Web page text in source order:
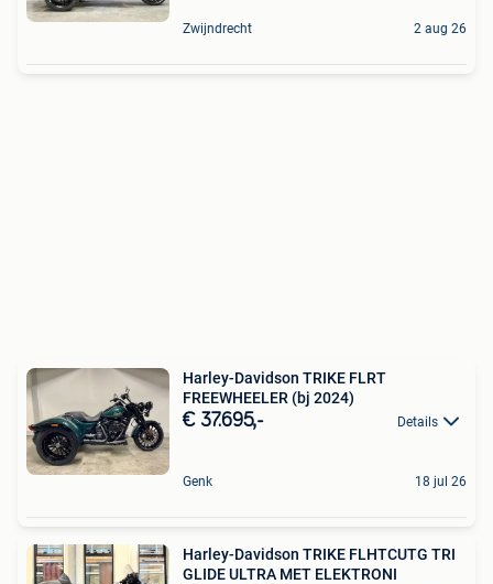
Zwijndrecht 2 aug 26
Harley-Davidson TRIKE FLRT
FREEWHEELER (bj 2024)
€ 37.695,- Details
Genk 18 jul 26
Harley-Davidson TRIKE FLHTCUTG TRI
GLIDE ULTRA MET ELEKTRONI